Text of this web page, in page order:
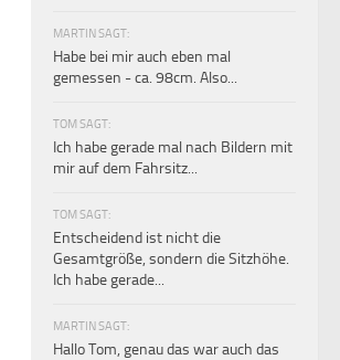
MARTIN SAGT:
Habe bei mir auch eben mal
gemessen - ca. 98cm. Also...
TOM SAGT:
Ich habe gerade mal nach Bildern mit
mir auf dem Fahrsitz...
TOM SAGT:
Entscheidend ist nicht die
Gesamtgröße, sondern die Sitzhöhe.
Ich habe gerade...
MARTIN SAGT:
Hallo Tom, genau das war auch das